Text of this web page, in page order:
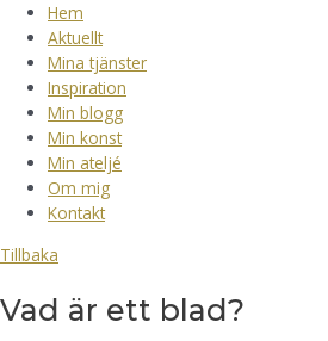
Hem
Aktuellt
Mina tjänster
Inspiration
Min blogg
Min konst
Min ateljé
Om mig
Kontakt
Tillbaka
Vad är ett blad?